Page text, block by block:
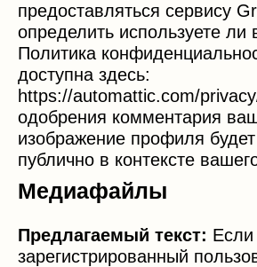
предоставляться сервису
определить используете ли
Политика
доступна здесь:
https://automattic.com/
одобрения комментария
изображение профиля
публично в контексте
Медиафайлы
Предлагаемый текст:
зарегистрированный